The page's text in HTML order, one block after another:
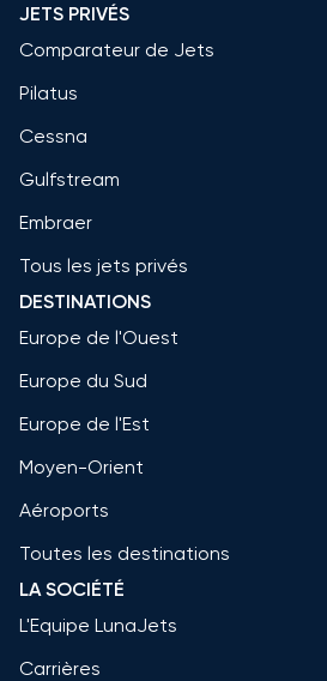
JETS PRIVÉS
Comparateur de Jets
Pilatus
Cessna
Gulfstream
Embraer
Tous les jets privés
DESTINATIONS
Europe de l'Ouest
Europe du Sud
Europe de l'Est
Moyen-Orient
Aéroports
Toutes les destinations
LA SOCIÉTÉ
L'Equipe LunaJets
Carrières